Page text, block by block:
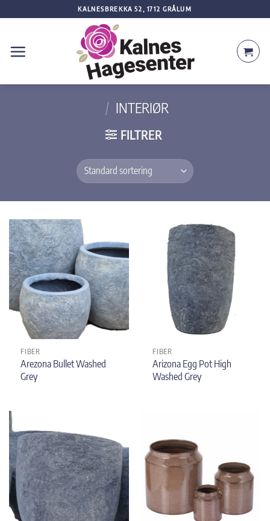
content
KALNESBREKKA 52, 1712 GRÅLUM
/ INTERIØR
FILTRER
FIBER
Arezona Bullet Washed
Grey
FIBER
Arizona Egg Pot High
Washed Grey